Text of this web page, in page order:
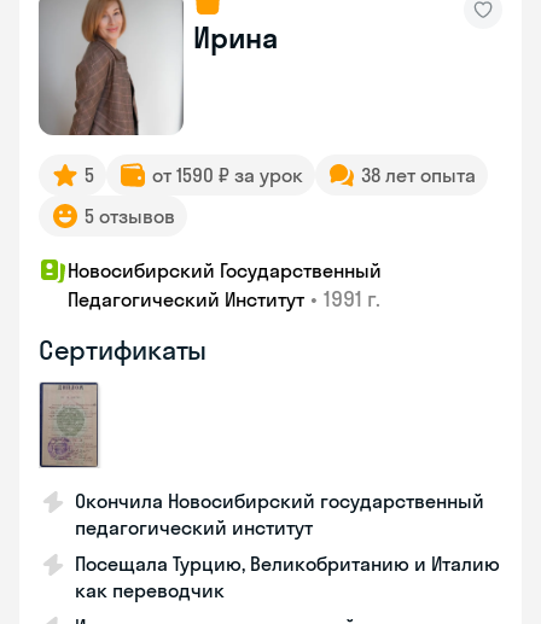
Ирина
5 от 1590 ₽ за урок
38 лет опыта
5 отзывов
Новосибирский Государственный
Педагогический Институт • 1991 г.
Сертификаты
Окончила Новосибирский государственный
педагогический институт
Посещала Турцию, Великобританию и Италию
как переводчик